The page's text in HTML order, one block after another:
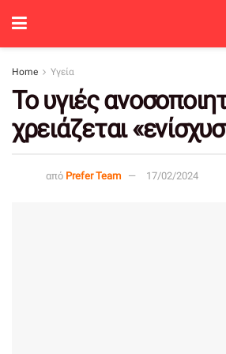
Home Υγεία
Το υγιές
χρειάζεται
από Prefer Team 17/02/2024